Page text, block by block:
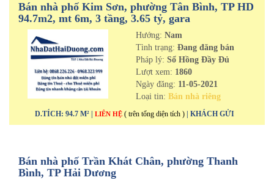
Bán nhà phố Kim Sơn, phường Tân Bình, TP HD
94.7m2, mt 6m, 3 tầng, 3.65 tỷ, gara
Hướng: Nam
Tình trạng: Đang đăng bán
Pháp lý: Sổ Hồng Đầy Đủ
Lượt xem: 1860
Ngày đăng: 11-05-2021
Loại tin: Bán nhà riêng
D.TÍCH: 94.7 M² | LIÊN HỆ ( trên tổng diện tích ) | KHÁCH GỬI
Bán nhà phố Trần Khát Chân, phường Thanh
Bình, TP Hải Dương